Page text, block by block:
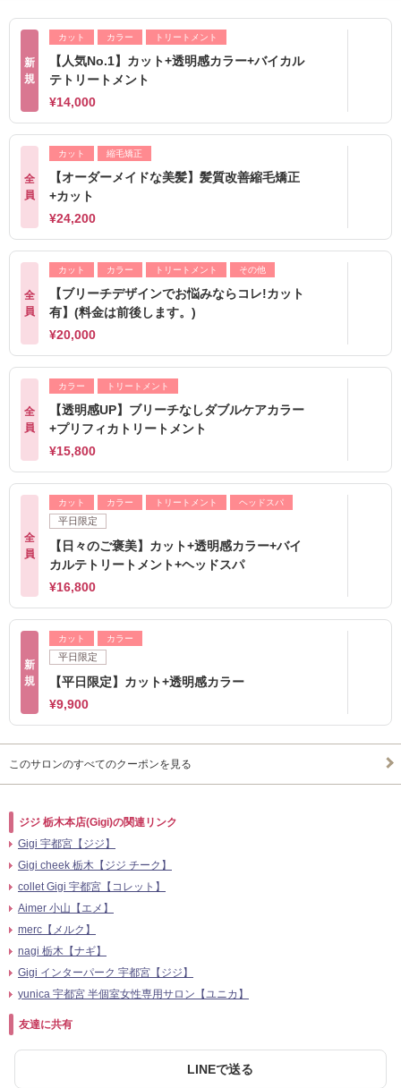
新
規
カット カラー トリートメント
【人気No.1】カット+透明感カラー+バイカル
テトリートメント
¥14,000
全
員
カット 縮毛矯正
【オーダーメイドな美髪】髪質改善縮毛矯正
+カット
¥24,200
全
員
カット カラー トリートメント その他
【ブリーチデザインでお悩みならコレ!カット
有】(料金は前後します。)
¥20,000
全
員
カラー トリートメント
【透明感UP】ブリーチなしダブルケアカラー
+プリフィカトリートメント
¥15,800
全
員
カット カラー トリートメント ヘッドスパ
平日限定
【日々のご褒美】カット+透明感カラー+バイ
カルテトリートメント+ヘッドスパ
¥16,800
新
規
カット カラー
平日限定
【平日限定】カット+透明感カラー
¥9,900
このサロンのすべてのクーポンを見る
ジジ 栃木本店(Gigi)の関連リンク
Gigi 宇都宮【ジジ】
Gigi cheek 栃木【ジジ チーク】
collet Gigi 宇都宮【コレット】
Aimer 小山【エメ】
merc【メルク】
nagi 栃木【ナギ】
Gigi インターパーク 宇都宮【ジジ】
yunica 宇都宮 半個室女性専用サロン【ユニカ】
友達に共有
LINEで送る